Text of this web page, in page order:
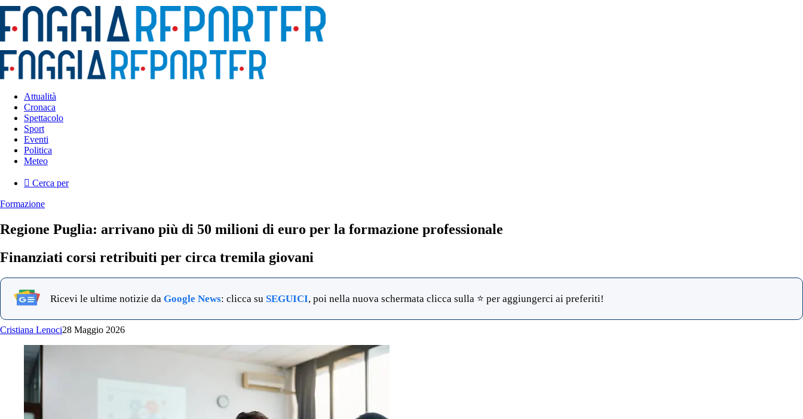
Attualità
Cronaca
Spettacolo
Sport
Eventi
Politica
Meteo
Cerca per
Formazione
Regione Puglia: arrivano più di 50 milioni di euro per la formazione professionale
Finanziati corsi retribuiti per circa tremila giovani
Ricevi le ultime notizie da Google News: clicca su SEGUICI, poi nella nuova schermata clicca sulla ⭐ per aggiungerci ai preferiti!
Cristiana Lenoci28 Maggio 2026